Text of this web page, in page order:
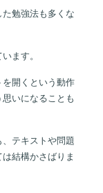
勉強法も多くな
ます。
開くという動作
いになることも
テキストや問題
結構かさばりま